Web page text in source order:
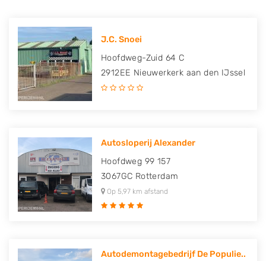
J.C. Snoei
Hoofdweg-Zuid 64 C
2912EE Nieuwerkerk aan den IJssel
Autosloperij Alexander
Hoofdweg 99 157
3067GC Rotterdam
Op 5,97 km afstand
Autodemontagebedrijf De Populie..